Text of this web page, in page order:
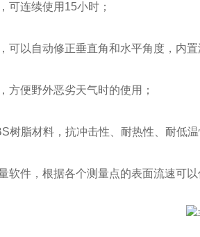
连续使用15小时；
以自动修正垂直角和水平角度，内置
便野外恶劣天气时的使用；
脂材料，抗冲击性、耐热性、耐低温
件，根据各个测量点的表面流速可以